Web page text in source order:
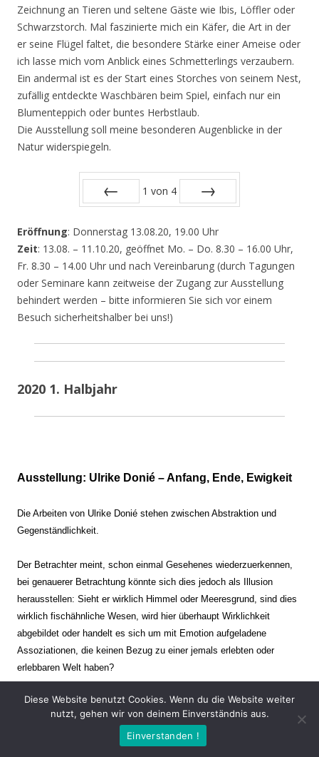
Zeichnung an Tieren und seltene Gäste wie Ibis, Löffler oder
Schwarzstorch. Mal faszinierte mich ein Käfer, die Art in der
er seine Flügel faltet, die besondere Stärke einer Ameise oder
ich lasse mich vom Anblick eines Schmetterlings verzaubern.
Ein andermal ist es der Start eines Storches von seinem Nest,
zufällig entdeckte Waschbären beim Spiel, einfach nur ein
Blumenteppich oder buntes Herbstlaub.
Die Ausstellung soll meine besonderen Augenblicke in der
Natur widerspiegeln.
1 von 4
Eröffnung: Donnerstag 13.08.20, 19.00 Uhr
Zeit: 13.08. – 11.10.20, geöffnet Mo. – Do. 8.30 – 16.00 Uhr,
Fr. 8.30 – 14.00 Uhr und nach Vereinbarung (durch Tagungen
oder Seminare kann zeitweise der Zugang zur Ausstellung
behindert werden – bitte informieren Sie sich vor einem
Besuch sicherheitshalber bei uns!)
2020 1. Halbjahr
Ausstellung: Ulrike Donié – Anfang, Ende, Ewigkeit
Die Arbeiten von Ulrike Donié stehen zwischen Abstraktion und
Gegenständlichkeit.
Der Betrachter meint, schon einmal Gesehenes wiederzuerkennen,
bei genauerer Betrachtung könnte sich dies jedoch als Illusion
herausstellen: Sieht er wirklich Himmel oder Meeresgrund, sind dies
wirklich fischähnliche Wesen, wird hier überhaupt Wirklichkeit
abgebildet oder handelt es sich um mit Emotion aufgeladene
Assoziationen, die keinen Bezug zu einer jemals erlebten oder
erlebbaren Welt haben?
Verharren und Dynamik stehen sich dabei gegenüber. Zeit steht still
oder verrinnt im Nu. Es soll dabei eine Spannung, auch farblich, bis
zur Schmerzgrenze erzeugt werden. Die Arbeiten stellen ambivalente
Diese Website benutzt Cookies. Wenn du die Website weiter
nutzt, gehen wir von deinem Einverständnis aus.
Einverstanden !